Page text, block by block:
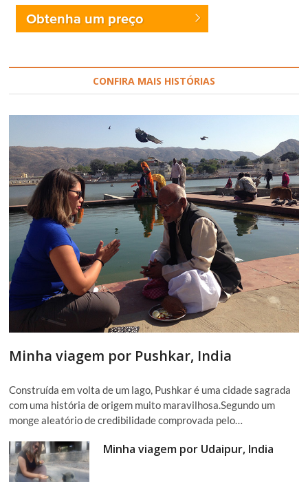
Obtenha um preço
CONFIRA MAIS HISTÓRIAS
Minha viagem por Pushkar, India
Construída em volta de um lago, Pushkar é uma cidade sagrada
com uma história de origem muito maravilhosa.Segundo um
monge aleatório de credibilidade comprovada pelo…
Minha viagem por Udaipur, India